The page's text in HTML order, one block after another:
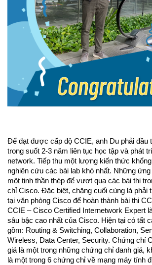
Để đạt được cấp độ CCIE, anh Du phải đầu
trong suốt 2-3 năm liên tục học tập và phát
network. Tiếp thu một lượng kiến thức
nghiên cứu các bài lab khó nhất. Những
một tinh thần thép để vượt qua các bài thi
chỉ Cisco. Đặc biệt, chặng cuối cùng là phải
tại văn phòng Cisco để hoàn thành bài thi
CCIE – Cisco Certified Internetwork Expert
sâu bậc cao nhất của Cisco. Hiện tại có tất
gồm: Routing & Switching, Collaboration,
Wireless, Data Center, Security. Chứng chỉ
giá là một trong những chứng chỉ danh giá,
là một trong 6 chứng chỉ về mạng máy tính